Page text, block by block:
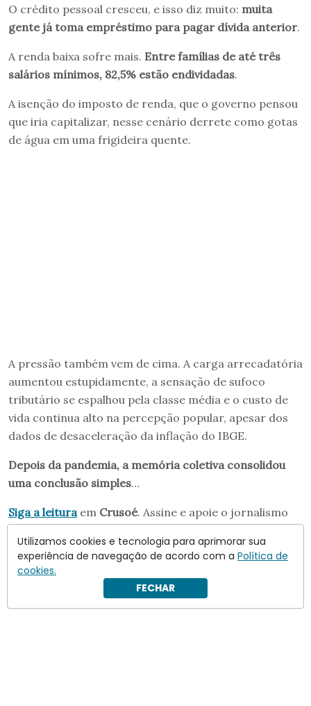
O crédito pessoal cresceu, e isso diz muito: muita
gente já toma empréstimo para pagar dívida anterior.
A renda baixa sofre mais. Entre famílias de até três
salários mínimos, 82,5% estão endividadas.
A isenção do imposto de renda, que o governo pensou
que iria capitalizar, nesse cenário derrete como gotas
de água em uma frigideira quente.
A pressão também vem de cima. A carga arrecadatória
aumentou estupidamente, a sensação de sufoco
tributário se espalhou pela classe média e o custo de
vida continua alto na percepção popular, apesar dos
dados de desaceleração da inflação do IBGE.
Depois da pandemia, a memória coletiva consolidou
uma conclusão simples…
Siga a leituraem Crusoé. Assine e apoie o jornalismo
independente.
Utilizamos cookies e tecnologia para aprimorar sua
experiência de navegação de acordo com a Política de
cookies.
FECHAR